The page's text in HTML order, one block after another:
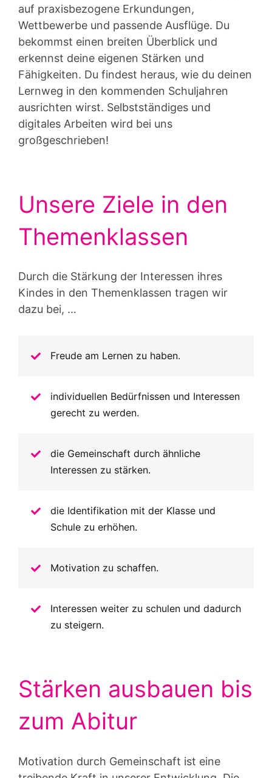
auf praxisbezogene Erkundungen,
Wettbewerbe und passende Ausflüge. Du
bekommst einen breiten Überblick und
erkennst deine eigenen Stärken und
Fähigkeiten. Du findest heraus, wie du deinen
Lernweg in den kommenden Schuljahren
ausrichten wirst. Selbstständiges und
digitales Arbeiten wird bei uns
großgeschrieben!
Unsere Ziele in den
Themenklassen
Durch die Stärkung der Interessen ihres
Kindes in den Themenklassen tragen wir
dazu bei, …
Freude am Lernen zu haben.
individuellen Bedürfnissen und Interessen
gerecht zu werden.
die Gemeinschaft durch ähnliche
Interessen zu stärken.
die Identifikation mit der Klasse und
Schule zu erhöhen.
Motivation zu schaffen.
Interessen weiter zu schulen und dadurch
zu steigern.
Stärken ausbauen bis
zum Abitur
Motivation durch Gemeinschaft ist eine